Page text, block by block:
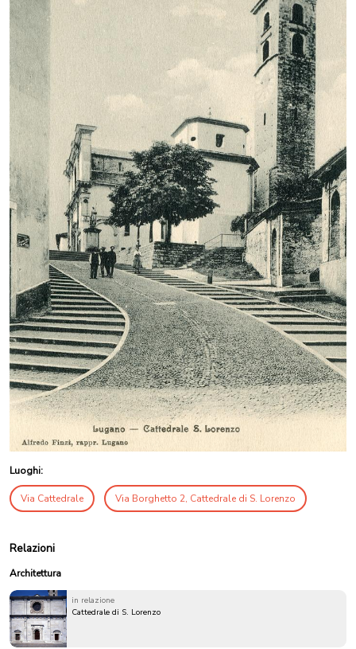
Luoghi:
Via Cattedrale Via Borghetto 2, Cattedrale di S. Lorenzo
Relazioni
Architettura
in relazione
Cattedrale di S. Lorenzo